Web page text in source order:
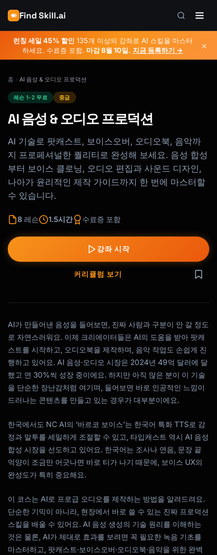
Find Skill.ai
런칭 세일 45% 할인 135개 이상의 강좌로 AI 스킬을 마스터
하세요. 수료증 포함. 마감8월 10일. 지금 등록하기 → ×
홈 AI 음성 & 오디오 프로덕션
레슨 1-2 무료 중급
AI 음성 & 오디오 프로덕션
AI 기술로 팟캐스트, 보이스오버, 오디오북, 음악까
지 프로페셔널한 퀄리티로 완성해 보세요. 음성 합성
부터 보이스 클로닝, 오디오 편집과 사운드 디자인,
나아가 윤리적인 제작 가이드까지 한 번에 마스터할
수 있습니다.
8 레슨 1.5시간 수료증 포함
강좌 시작
커리큘럼 보기
AI가 만들어낸 음성을 들어보면, 진짜 사람과 구분이 안 갈 정도
로 자연스러워요. 이제 크리에이터들은 AI의 도움을 받아 팟캐
스트를 시작하고, 오디오북을 제작하며, 음악 작업도 손쉽게 진
행하고 있어요. AI 음성·오디오 시장은 2024년 49억 달러에 달
했고 연 30%씩 성장 중이에요. 하지만 아직 많은 분이 이 기술
을 단순한 장난감처럼 여기며, 들어보면 바로 인공적인 느낌이
드러나는 콘텐츠를 만들고 있는 경우가 대부분이에요.
한국에서도 NC AI의 ‘바르코 보이스’는 한국어 특화 TTS로 감
정과 말투를 세밀하게 조절할 수 있고, 타입캐스트 역시 AI 음성
합성 시장을 선도하고 있어요. 한국어는 조사나 연음, 문장 끝
억양이 조금만 어긋나면 바로 티가 나기 때문에, 보이스 UX의
완성도가 특히 중요해요.
이 코스는 AI로 프로급 오디오를 제작하는 방법을 알려드려요.
단순한 기믹이 아니라, 현장에서 바로 쓸 수 있는 진짜 프로덕션
스킬을 배울 수 있어요. AI 음성 생성의 기술 원리를 이해하는
것은 물론, AI가 제대로 효과를 보려면 꼭 필요한 녹음 기초를
마스터하고, 팟캐스트·보이스오버·오디오북·음악을 위한 완벽